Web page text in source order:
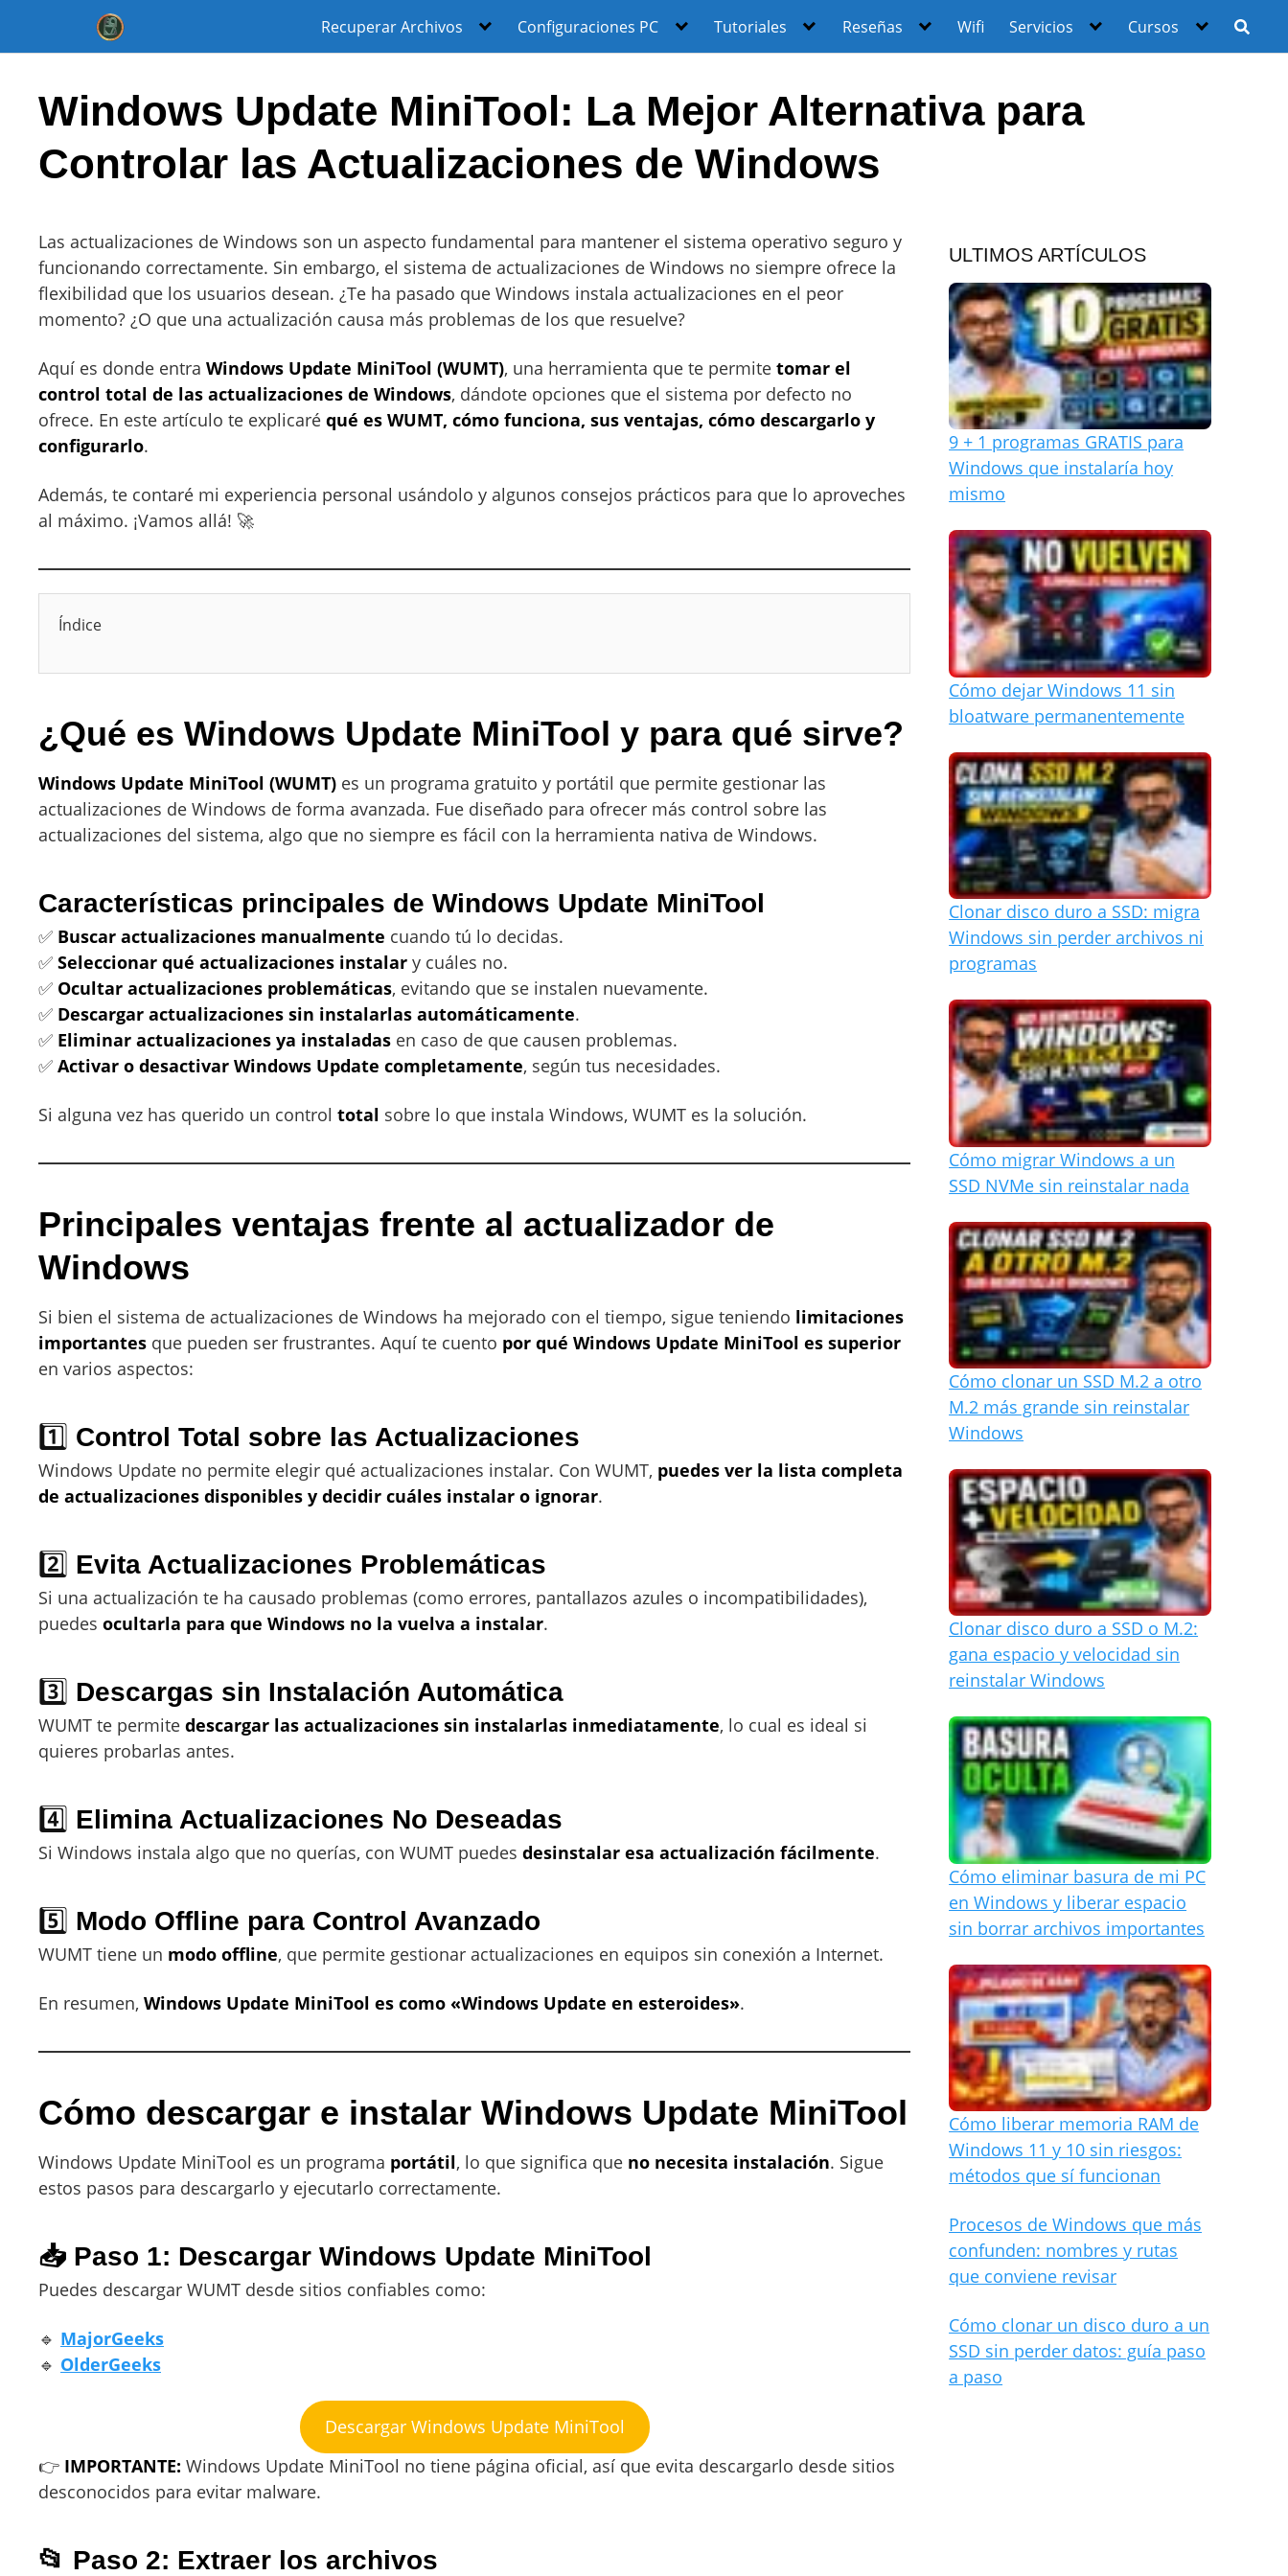
contenido
Recuperar Archivos Configuraciones PC Tutoriales Reseñas Wifi Servicios Cursos
Windows Update MiniTool: La Mejor Alternativa para
Controlar las Actualizaciones de Windows
Las actualizaciones de Windows son un aspecto fundamental para mantener el sistema operativo seguro y
funcionando correctamente. Sin embargo, el sistema de actualizaciones de Windows no siempre ofrece la
flexibilidad que los usuarios desean. ¿Te ha pasado que Windows instala actualizaciones en el peor
momento? ¿O que una actualización causa más problemas de los que resuelve?
Aquí es donde entra Windows Update MiniTool (WUMT), una herramienta que te permite tomar el
control total de las actualizaciones de Windows, dándote opciones que el sistema por defecto no
ofrece. En este artículo te explicaré qué es WUMT, cómo funciona, sus ventajas, cómo descargarlo y
configurarlo.
Además, te contaré mi experiencia personal usándolo y algunos consejos prácticos para que lo aproveches
al máximo. ¡Vamos allá! 🚀
Índice
¿Qué es Windows Update MiniTool y para qué sirve?
Windows Update MiniTool (WUMT) es un programa gratuito y portátil que permite gestionar las
actualizaciones de Windows de forma avanzada. Fue diseñado para ofrecer más control sobre las
actualizaciones del sistema, algo que no siempre es fácil con la herramienta nativa de Windows.
Características principales de Windows Update MiniTool
✅ Buscar actualizaciones manualmente cuando tú lo decidas.
✅ Seleccionar qué actualizaciones instalar y cuáles no.
✅ Ocultar actualizaciones problemáticas, evitando que se instalen nuevamente.
✅ Descargar actualizaciones sin instalarlas automáticamente.
✅ Eliminar actualizaciones ya instaladas en caso de que causen problemas.
✅ Activar o desactivar Windows Update completamente, según tus necesidades.
Si alguna vez has querido un control total sobre lo que instala Windows, WUMT es la solución.
Principales ventajas frente al actualizador de
Windows
Si bien el sistema de actualizaciones de Windows ha mejorado con el tiempo, sigue teniendo limitaciones
importantes que pueden ser frustrantes. Aquí te cuento por qué Windows Update MiniTool es superior
en varios aspectos:
1️⃣ Control Total sobre las Actualizaciones
Windows Update no permite elegir qué actualizaciones instalar. Con WUMT, puedes ver la lista completa
de actualizaciones disponibles y decidir cuáles instalar o ignorar.
2️⃣ Evita Actualizaciones Problemáticas
Si una actualización te ha causado problemas (como errores, pantallazos azules o incompatibilidades),
puedes ocultarla para que Windows no la vuelva a instalar.
3️⃣ Descargas sin Instalación Automática
WUMT te permite descargar las actualizaciones sin instalarlas inmediatamente, lo cual es ideal si
quieres probarlas antes.
4️⃣ Elimina Actualizaciones No Deseadas
Si Windows instala algo que no querías, con WUMT puedes desinstalar esa actualización fácilmente.
5️⃣ Modo Offline para Control Avanzado
WUMT tiene un modo offline, que permite gestionar actualizaciones en equipos sin conexión a Internet.
En resumen, Windows Update MiniTool es como «Windows Update en esteroides».
Cómo descargar e instalar Windows Update MiniTool
Windows Update MiniTool es un programa portátil, lo que significa que no necesita instalación. Sigue
estos pasos para descargarlo y ejecutarlo correctamente.
📥 Paso 1: Descargar Windows Update MiniTool
Puedes descargar WUMT desde sitios confiables como:
🔹 MajorGeeks
🔹 OlderGeeks
Descargar Windows Update MiniTool
👉 IMPORTANTE: Windows Update MiniTool no tiene página oficial, así que evita descargarlo desde sitios
desconocidos para evitar malware.
📂 Paso 2: Extraer los archivos
ULTIMOS ARTÍCULOS
9 + 1 programas GRATIS para
Windows que instalaría hoy
mismo
Cómo dejar Windows 11 sin
bloatware permanentemente
Clonar disco duro a SSD: migra
Windows sin perder archivos ni
programas
Cómo migrar Windows a un
SSD NVMe sin reinstalar nada
Cómo clonar un SSD M.2 a otro
M.2 más grande sin reinstalar
Windows
Clonar disco duro a SSD o M.2:
gana espacio y velocidad sin
reinstalar Windows
Cómo eliminar basura de mi PC
en Windows y liberar espacio
sin borrar archivos importantes
Cómo liberar memoria RAM de
Windows 11 y 10 sin riesgos:
métodos que sí funcionan
Procesos de Windows que más
confunden: nombres y rutas
que conviene revisar
Cómo clonar un disco duro a un
SSD sin perder datos: guía paso
a paso